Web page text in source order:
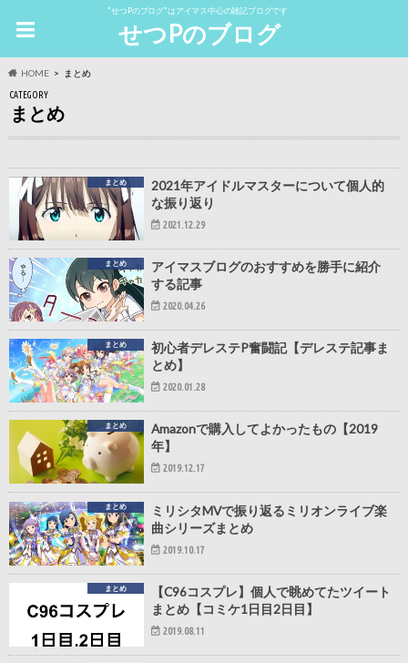
"せつPのブログ"はアイマス中心の雑記ブログです
せつPのブログ
HOME まとめ
CATEGORY
まとめ
まとめ
2021年アイドルマスターについて個人的
な振り返り
2021.12.29
まとめ
アイマスブログのおすすめを勝手に紹介
する記事
2020.04.26
まとめ
初心者デレステP奮闘記【デレステ記事ま
とめ】
2020.01.28
まとめ
Amazonで購入してよかったもの【2019
年】
2019.12.17
まとめ
ミリシタMVで振り返るミリオンライブ楽
曲シリーズまとめ
2019.10.17
まとめ
【C96コスプレ】個人で眺めてたツイート
まとめ【コミケ1日目2日目】
2019.08.11